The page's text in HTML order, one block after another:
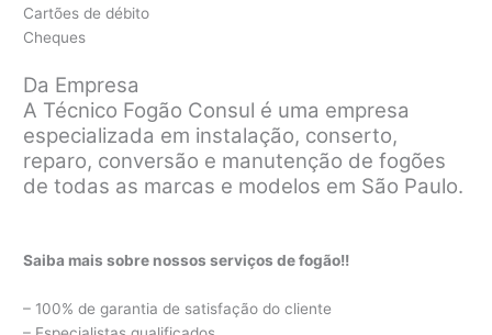
Cartões de débito
Cheques
Da Empresa
A Técnico Fogão Consul é uma empresa
especializada em instalação, conserto,
reparo, conversão e manutenção de fogões
de todas as marcas e modelos em São Paulo.
Saiba mais sobre nossos serviços de fogão!!
– 100% de garantia de satisfação do cliente